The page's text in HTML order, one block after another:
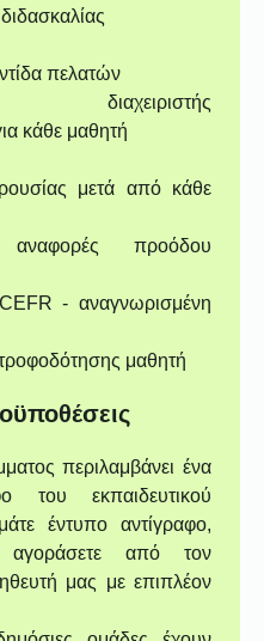
πελατών
διαχειριστής
κάθε μαθητή
μετά από κάθε
αναφορές προόδου
- αναγνωρισμένη
μαθητή
περιλαμβάνει ένα
του εκπαιδευτικού
έντυπο αντίγραφο,
από τον
μας με επιπλέον